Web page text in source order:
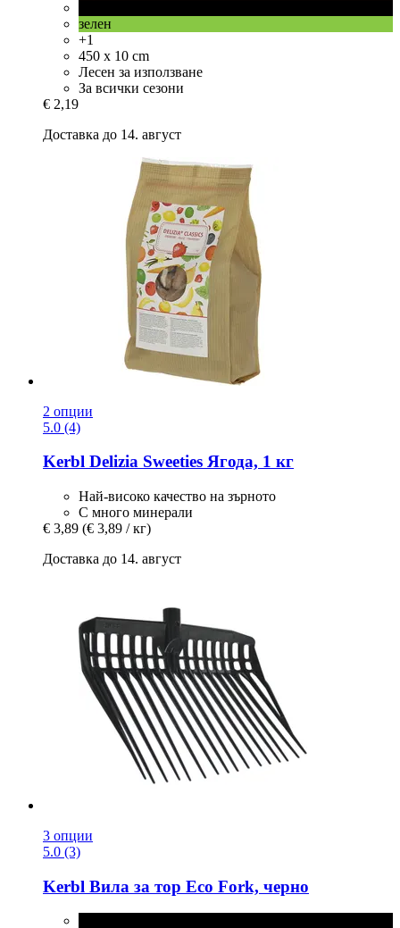
зелен
+1
450 x 10 cm
Лесен за използване
За всички сезони
€ 2,19
Доставка до 14. август
2 опции
5.0 (4)
Kerbl Delizia Sweeties Ягода, 1 кг
Най-високо качество на зърното
С много минерали
€ 3,89 (€ 3,89 / кг)
Доставка до 14. август
3 опции
5.0 (3)
Kerbl Вила за тор Eco Fork, черно